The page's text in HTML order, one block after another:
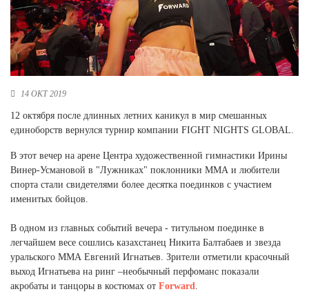
Новосибирская область (3)
Омская область (5)
Республика Башкортостан (3)
Республика Крым (1)
Республика Татарстан (2)
Самарская область (1)
Саратовская область (1)
Свердловская область (5)
Северная Осетия (2)
Смоленская область (1)
Томская область (1)
Тульская область (1)
Тюменская область (3)
14 ОКТ 2019
12 октября после длинных летних каникул в мир смешанных
единоборств вернулся турнир компании FIGHT NIGHTS GLOBAL.
В этот вечер на арене Центра художественной гимнастики Ирины
Винер-Усмановой в "Лужниках" поклонники ММА и любители
спорта стали свидетелями более десятка поединков с участием
именитых бойцов.
В одном из главных событий вечера - титульном поединке в
легчайшем весе сошлись казахстанец Никита Балтабаев и звезда
уральского ММА Евгений Игнатьев. Зрители отметили красочный
выход Игнатьева на ринг –необычный перфоманс показали
акробаты и танцоры в костюмах от Forward